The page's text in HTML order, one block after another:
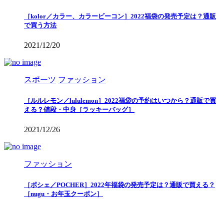
［kolor／カラー、カラービーコン］2022福袋の発売予定は？通販
で買う方法
2021/12/20
スポーツ ファッション
［ルルレモン／lululemon］2022福袋の予約はいつから？通販で買
える？値段・中身［ラッキーバッグ］
2021/12/26
ファッション
［ポシェ／POCHER］2022年福袋の発売予定は？通販で買える？
［nugu・お年玉クーポン］